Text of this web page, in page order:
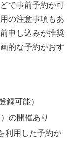
で事前予約が可
の注意事項もあ
申し込みが推奨
的な予約がおす
録可能）
の開催あり
利用した予約が